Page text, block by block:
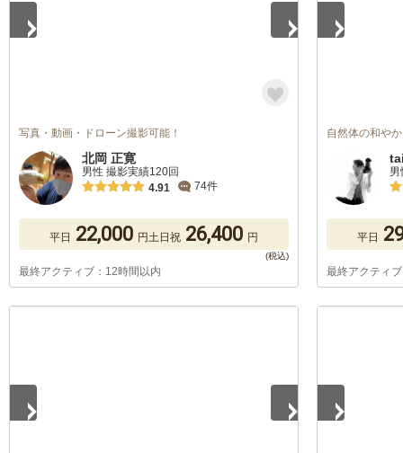
写真・動画・ドローン撮影可能！
北岡 正寛
男性 撮影実績120回
4.91
74件
平日 22,000 円土日祝 26,400 円
最終アクティブ：12時間以内
自然体の和や
平日
最終アクティ